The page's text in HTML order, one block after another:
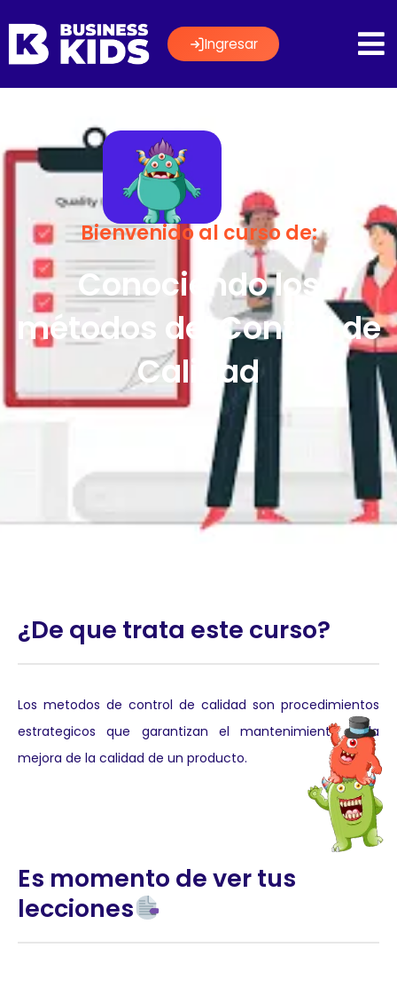
Ingresar
Bienvenido al curso de:
Conociendo los
métodos del Control de
Calidad
¿De que trata este curso?
Los metodos de control de calidad son procedimientos
estrategicos que garantizan el mantenimiento o la
mejora de la calidad de un producto.
Es momento de ver tus
lecciones